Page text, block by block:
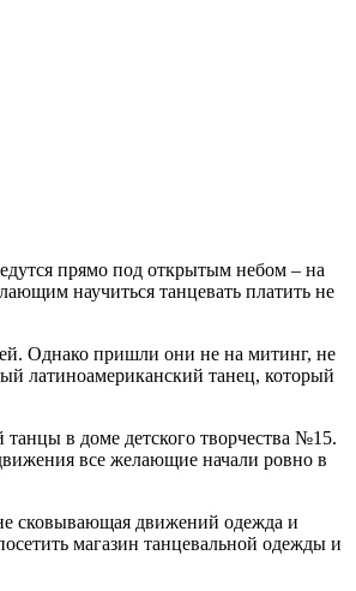
прямо под открытым небом – на
научиться танцевать платить не
Однако пришли они не на митинг, не
латиноамериканский танец, который
в доме детского творчества №15.
все желающие начали ровно в
сковывающая движений одежда и
магазин танцевальной одежды и